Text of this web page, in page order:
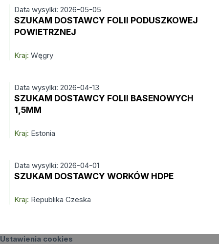
Data wysylki: 2026-05-05
SZUKAM DOSTAWCY FOLII PODUSZKOWEJ
POWIETRZNEJ
Kraj: Węgry
Data wysylki: 2026-04-13
SZUKAM DOSTAWCY FOLII BASENOWYCH
1,5MM
Kraj: Estonia
Data wysylki: 2026-04-01
SZUKAM DOSTAWCY WORKÓW HDPE
Kraj: Republika Czeska
Ustawienia cookies